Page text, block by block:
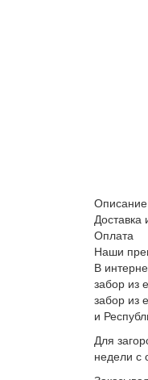
Описание
Доставка
Оплата
Наши
В
забор из
забор из
и
Для
недели с